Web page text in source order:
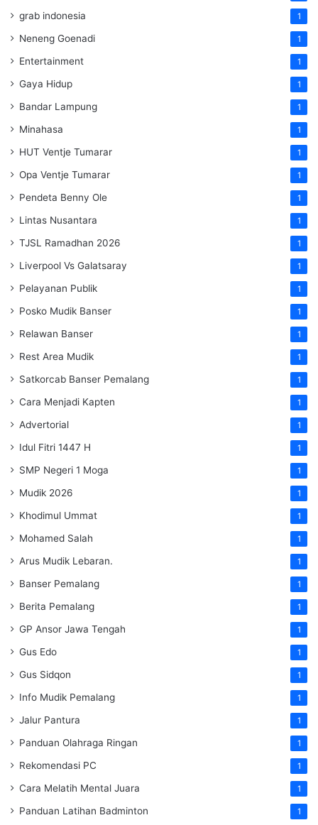
grab indonesia 1
Neneng Goenadi 1
Entertainment 1
Gaya Hidup 1
Bandar Lampung 1
Minahasa 1
HUT Ventje Tumarar 1
Opa Ventje Tumarar 1
Pendeta Benny Ole 1
Lintas Nusantara 1
TJSL Ramadhan 2026 1
Liverpool Vs Galatsaray 1
Pelayanan Publik 1
Posko Mudik Banser 1
Relawan Banser 1
Rest Area Mudik 1
Satkorcab Banser Pemalang 1
Cara Menjadi Kapten 1
Advertorial 1
Idul Fitri 1447 H 1
SMP Negeri 1 Moga 1
Mudik 2026 1
Khodimul Ummat 1
Mohamed Salah 1
Arus Mudik Lebaran. 1
Banser Pemalang 1
Berita Pemalang 1
GP Ansor Jawa Tengah 1
Gus Edo 1
Gus Sidqon 1
Info Mudik Pemalang 1
Jalur Pantura 1
Panduan Olahraga Ringan 1
Rekomendasi PC 1
Cara Melatih Mental Juara 1
Panduan Latihan Badminton 1